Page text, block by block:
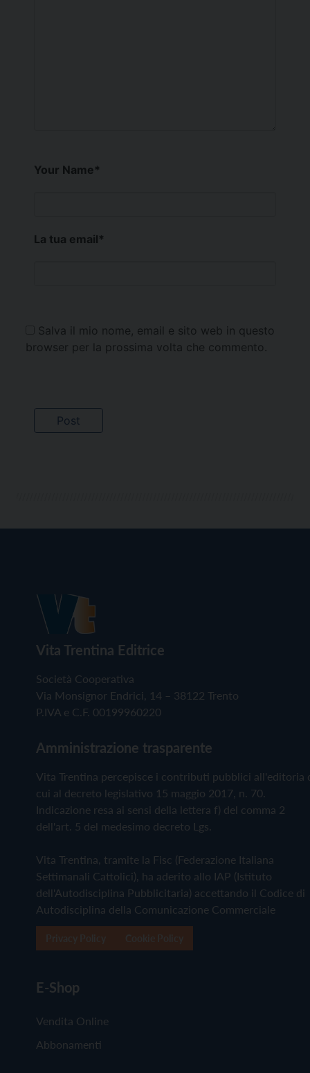
Your Name*
La tua email*
Salva il mio nome, email e sito web in questo
browser per la prossima volta che commento.
Vita Trentina Editrice
Società Cooperativa
Via Monsignor Endrici, 14 – 38122 Trento
P.IVA e C.F. 00199960220
Amministrazione trasparente
Vita Trentina percepisce i contributi pubblici all'editoria
cui al decreto legislativo 15 maggio 2017, n. 70.
Indicazione resa ai sensi della lettera f) del comma 2
dell'art. 5 del medesimo decreto Lgs.
Vita Trentina, tramite la Fisc (Federazione Italiana
Settimanali Cattolici), ha aderito allo IAP (Istituto
dell'Autodisciplina Pubblicitaria) accettando il Codice di
Autodisciplina della Comunicazione Commerciale
E-Shop
Vendita Online
Abbonamenti